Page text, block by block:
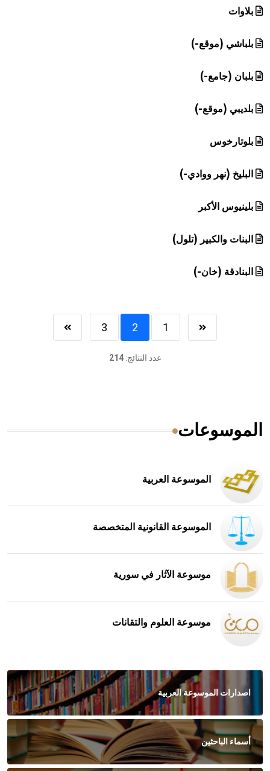
بلاوات
بلباشي (موقع-)
بلبان (جامع-)
بلديبي (موقع-)
بلوتارخوس
البليخ (نهر ووادي-)
بلينيوس الأكبر
البنات والكبير (تلول)
البنادقة (خان-)
1
2
3
عدد النتائج:214
الموسوعات
الموسوعة العربية
الموسوعة القانونية المتخصصة
موسوعة الآثار في سورية
موسوعة العلوم والتقانات
اصدارات الموسوعة العربية
أسماء الباحثين